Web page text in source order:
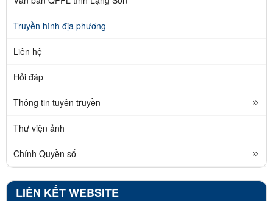
Truyền hình địa phương
Liên hệ
Hỏi đáp
Thông tin tuyên truyền
Thư viện ảnh
Chính Quyền số
LIÊN KẾT WEBSITE